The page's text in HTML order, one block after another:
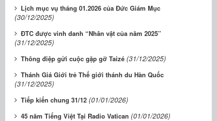
Lịch mục vụ tháng 01.2026 của Đức Giám Mục
(30/12/2025)
ĐTC được vinh danh “Nhân vật của năm 2025”
(31/12/2025)
Thông điệp gửi cuộc gặp gỡ Taizé (31/12/2025)
Thánh Giá Giới trẻ Thế giới thánh du Hàn Quốc
(31/12/2025)
Tiếp kiến chung 31/12 (01/01/2026)
45 năm Tiếng Việt Tại Radio Vatican (01/01/2026)